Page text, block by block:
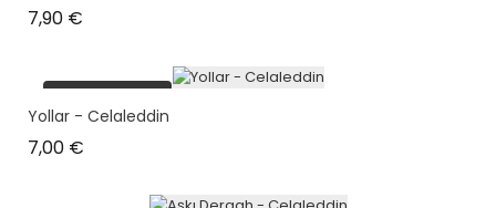
7,90 €
plus en stock
Yollar - Celaleddin
7,00 €